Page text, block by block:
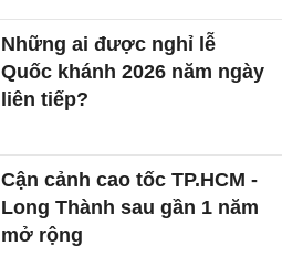
Những ai được nghỉ lễ
Quốc khánh 2026 năm ngày
liên tiếp?
Cận cảnh cao tốc TP.HCM -
Long Thành sau gần 1 năm
mở rộng